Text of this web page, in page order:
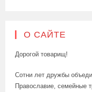
О САЙТЕ
Дорогой товарищ!
Сотни лет дружбы
Православие, семейные